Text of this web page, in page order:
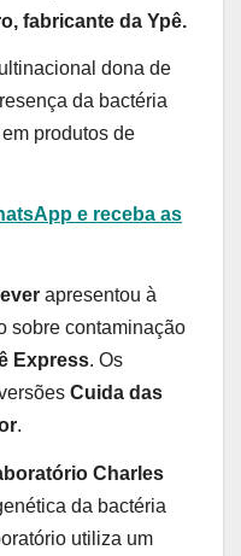
fabricante da Ypê.
dona de
da bactéria
em produtos de
e receba as
apresentou à
sobre contaminação
Express. Os
Cuida das
.
Charles
da bactéria
utiliza um